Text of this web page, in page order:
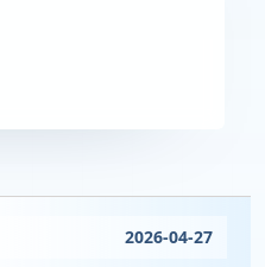
2026-04-27